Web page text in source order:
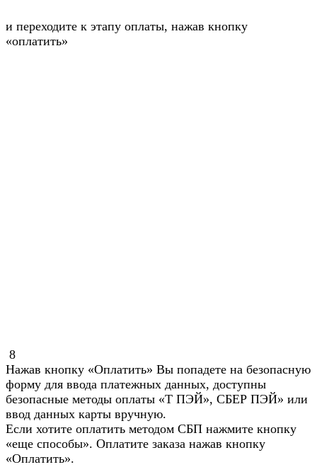
и переходите к этапу оплаты, нажав кнопку
«оплатить»
8
Нажав кнопку «Оплатить» Вы попадете на безопасную
форму для ввода платежных данных, доступны
безопасные методы оплаты «Т ПЭЙ», СБЕР ПЭЙ» или
ввод данных карты вручную.
Если хотите оплатить методом СБП нажмите кнопку
«еще способы». Оплатите заказа нажав кнопку
«Оплатить».